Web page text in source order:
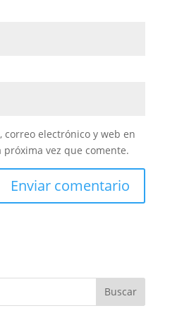
correo electrónico y web en
vez que comente.